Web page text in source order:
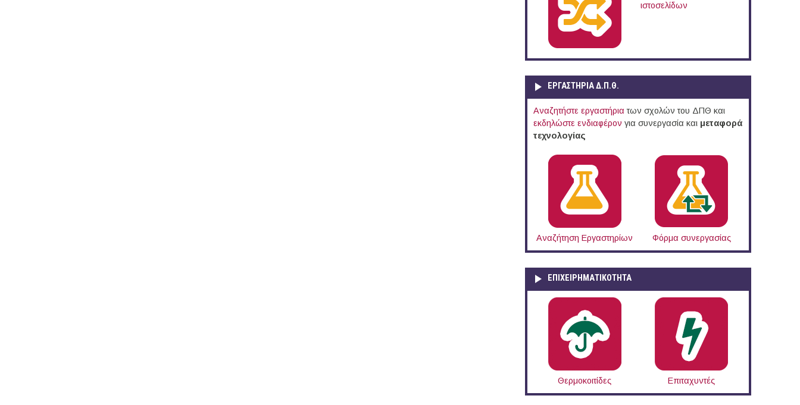
ιστοσελίδων
ΕΡΓΑΣΤΗΡΙΑ Δ.Π.Θ.
Αναζητήστε εργαστήρια των σχολών του ΔΠΘ και
εκδηλώστε ενδιαφέρον για συνεργασία και μεταφορά
τεχνολογίας
Αναζήτηση Εργαστηρίων Φόρμα συνεργασίας
ΕΠΙΧΕΙΡΗΜΑΤΙΚΟΤΗΤΑ
Θερμοκοιτίδες Επιταχυντές